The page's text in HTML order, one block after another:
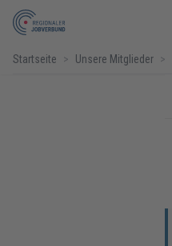
Startseite > Unsere Mitglieder >